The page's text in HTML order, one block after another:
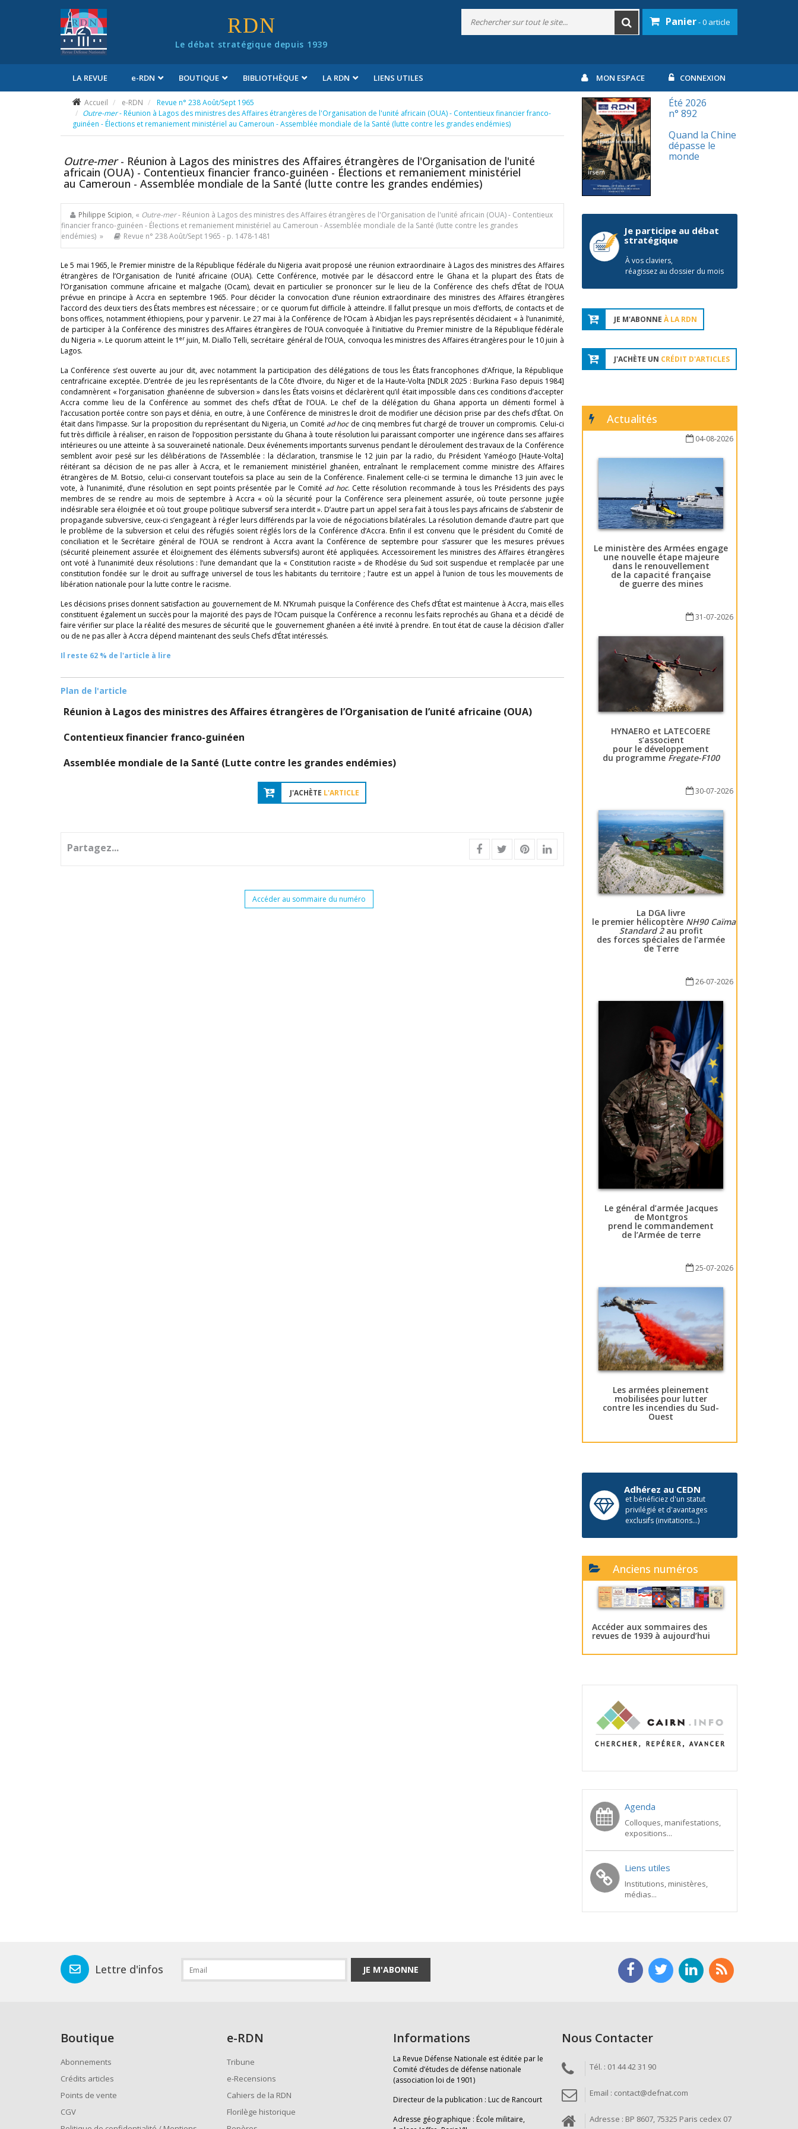
RDN
Le débat stratégique depuis 1939
Panier- 0 article
LA REVUE e-RDN BOUTIQUE BIBLIOTHÈQUE LA RDN LIENS UTILES MON ESPACE CONNEXION
Accueil e-RDN
Revue n° 238 Août/Sept 1965
Outre-mer- Réunion à Lagos des ministres des Affaires étrangères de l'Organisation de l'unité africain (OUA) - Contentieux financier franco-
guinéen - Élections et remaniement ministériel au Cameroun - Assemblée mondiale de la Santé (lutte contre les grandes endémies)
Outre-mer- Réunion à Lagos des ministres des Affaires étrangères de l'Organisation de l'unité
africain (OUA) - Contentieux financier franco-guinéen - Élections et remaniement ministériel
au Cameroun - Assemblée mondiale de la Santé (lutte contre les grandes endémies)
Philippe Scipion, « Outre-mer- Réunion à Lagos des ministres des Affaires étrangères de l'Organisation de l'unité africain (OUA) - Contentieux
financier franco-guinéen - Élections et remaniement ministériel au Cameroun - Assemblée mondiale de la Santé (lutte contre les grandes
endémies) »
Revue n° 238 Août/Sept 1965 - p. 1478-1481
Le 5 mai 1965, le Premier ministre de la République fédérale du Nigeria avait proposé une réunion extraordinaire à Lagos des ministres des Affaires
étrangères de l’Organisation de l’unité africaine (OUA). Cette Conférence, motivée par le désaccord entre le Ghana et la plupart des États de
l’Organisation commune africaine et malgache (Ocam), devait en particulier se prononcer sur le lieu de la Conférence des chefs d’État de l’OUA
prévue en principe à Accra en septembre 1965. Pour décider la convocation d’une réunion extraordinaire des ministres des Affaires étrangères
l’accord des deux tiers des États membres est nécessaire ; or ce quorum fut difficile à atteindre. Il fallut presque un mois d’efforts, de contacts et de
bons offices, notamment éthiopiens, pour y parvenir. Le 27 mai à la Conférence de l’Ocam à Abidjan les pays représentés décidaient « à l’unanimité,
de participer à la Conférence des ministres des Affaires étrangères de l’OUA convoquée à l’initiative du Premier ministre de la République fédérale
du Nigeria ». Le quorum atteint le 1er juin, M. Diallo Telli, secrétaire général de l’OUA, convoqua les ministres des Affaires étrangères pour le 10 juin à
Lagos.
La Conférence s’est ouverte au jour dit, avec notamment la participation des délégations de tous les États francophones d’Afrique, la République
centrafricaine exceptée. D’entrée de jeu les représentants de la Côte d’Ivoire, du Niger et de la Haute-Volta [NDLR 2025 : Burkina Faso depuis 1984]
condamnèrent « l’organisation ghanéenne de subversion » dans les États voisins et déclarèrent qu’il était impossible dans ces conditions d’accepter
Accra comme lieu de la Conférence au sommet des chefs d’État de l’OUA. Le chef de la délégation du Ghana apporta un démenti formel à
l’accusation portée contre son pays et dénia, en outre, à une Conférence de ministres le droit de modifier une décision prise par des chefs d’État. On
était dans l’impasse. Sur la proposition du représentant du Nigeria, un Comité ad hocde cinq membres fut chargé de trouver un compromis. Celui-ci
fut très difficile à réaliser, en raison de l’opposition persistante du Ghana à toute résolution lui paraissant comporter une ingérence dans ses affaires
intérieures ou une atteinte à sa souveraineté nationale. Deux événements importants survenus pendant le déroulement des travaux de la Conférence
semblent avoir pesé sur les délibérations de l’Assemblée : la déclaration, transmise le 12 juin par la radio, du Président Yaméogo [Haute-Volta]
réitérant sa décision de ne pas aller à Accra, et le remaniement ministériel ghanéen, entraînant le remplacement comme ministre des Affaires
étrangères de M. Botsio, celui-ci conservant toutefois sa place au sein de la Conférence. Finalement celle-ci se termina le dimanche 13 juin avec le
vote, à l’unanimité, d’une résolution en sept points présentée par le Comité ad hoc. Cette résolution recommande à tous les Présidents des pays
membres de se rendre au mois de septembre à Accra « où la sécurité pour la Conférence sera pleinement assurée, où toute personne jugée
indésirable sera éloignée et où tout groupe politique subversif sera interdit ». D’autre part un appel sera fait à tous les pays africains de s’abstenir de
propagande subversive, ceux-ci s’engageant à régler leurs différends par la voie de négociations bilatérales. La résolution demande d’autre part que
le problème de la subversion et celui des réfugiés soient réglés lors de la Conférence d’Accra. Enfin il est convenu que le président du Comité de
conciliation et le Secrétaire général de l’OUA se rendront à Accra avant la Conférence de septembre pour s’assurer que les mesures prévues
(sécurité pleinement assurée et éloignement des éléments subversifs) auront été appliquées. Accessoirement les ministres des Affaires étrangères
ont voté à l’unanimité deux résolutions : l’une demandant que la « Constitution raciste » de Rhodésie du Sud soit suspendue et remplacée par une
constitution fondée sur le droit au suffrage universel de tous les habitants du territoire ; l’autre est un appel à l’union de tous les mouvements de
libération nationale pour la lutte contre le racisme.
Les décisions prises donnent satisfaction au gouvernement de M. N’Krumah puisque la Conférence des Chefs d’État est maintenue à Accra, mais elles
constituent également un succès pour la majorité des pays de l’Ocam puisque la Conférence a reconnu les faits reprochés au Ghana et a décidé de
faire vérifier sur place la réalité des mesures de sécurité que le gouvernement ghanéen a été invité à prendre. En tout état de cause la décision d’aller
ou de ne pas aller à Accra dépend maintenant des seuls Chefs d’État intéressés.
Il reste 62 % de l'article à lire
Plan de l'article
Réunion à Lagos des ministres des Affaires étrangères de l’Organisation de l’unité africaine (OUA)
Contentieux financier franco-guinéen
Assemblée mondiale de la Santé (Lutte contre les grandes endémies)
J'ACHÈTE L'ARTICLE
Partagez...
Accéder au sommaire du numéro
Été 2026
n° 892
Quand la Chine
dépasse le
monde
Je participe au débat
stratégique
À vos claviers,
réagissez au dossier du mois
JE M'ABONNE À LA RDN
J'ACHÈTE UN CRÉDIT D'ARTICLES
Actualités
04-08-2026
Le ministère des Armées engage
une nouvelle étape majeure
dans le renouvellement
de la capacité française
de guerre des mines
31-07-2026
HYNAERO et LATECOERE
s’associent
pour le développement
du programme Fregate-F100
30-07-2026
La DGA livre
le premier hélicoptère NH90 Caïman
Standard 2au profit
des forces spéciales de l’armée
de Terre
26-07-2026
Le général d’armée Jacques
de Montgros
prend le commandement
de l’Armée de terre
25-07-2026
Les armées pleinement
mobilisées pour lutter
contre les incendies du Sud-
Ouest
Adhérez au CEDN
et bénéficiez d'un statut
privilégié et d'avantages
exclusifs (invitations...)
Anciens numéros
Accéder aux sommaires des
revues de 1939 à aujourd’hui
Agenda
Colloques, manifestations,
expositions...
Liens utiles
Institutions, ministères,
médias...
Lettre d'infos JE M'ABONNE
Boutique
Abonnements
Crédits articles
Points de vente
CGV
e-RDN
Tribune
e-Recensions
Cahiers de la RDN
Florilège historique
Informations
La Revue Défense Nationale est éditée par le
Comité d’études de défense nationale
(association loi de 1901)
Directeur de la publication : Luc de Rancourt
Adresse géographique : École militaire,
Nous Contacter
Tél. : 01 44 42 31 90
Email : contact@defnat.com
Adresse : BP 8607, 75325 Paris cedex 07